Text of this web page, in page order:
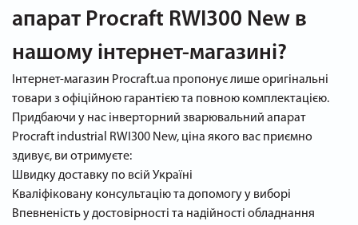
апарат Procraft RWI300 New в
нашому інтернет-магазині?
Інтернет-магазин Procraft.ua пропонує лише оригінальні
товари з офіційною гарантією та повною комплектацією.
Придбаючи у нас інверторний зварювальний апарат
Procraft industrial RWI300 New, ціна якого вас приємно
здивує, ви отримуєте:
Швидку доставку по всій Україні
Кваліфіковану консультацію та допомогу у виборі
Впевненість у достовірності та надійності обладнання